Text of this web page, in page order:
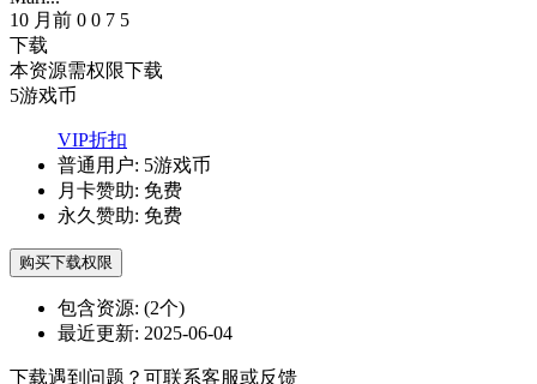
10 月前 0 0 7 5
下载
本资源需权限下载
5游戏币
VIP折扣
普通用户: 5游戏币
月卡赞助: 免费
永久赞助: 免费
购买下载权限
包含资源: (2个)
最近更新: 2025-06-04
下载遇到问题？可联系客服或反馈